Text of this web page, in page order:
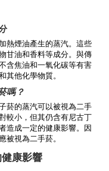
熱煙油產生的蒸汽。這些
甘油和香料等成分。與傳
含焦油和一氧化碳等有害
其他化學物質。
嗎？
菸的蒸汽可以被視為二手
較小，但其仍含有尼古丁
造成一定的健康影響。因
被視為二手菸。
康影響